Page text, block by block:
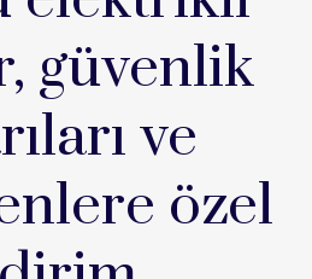
güvenlik
ve
özel